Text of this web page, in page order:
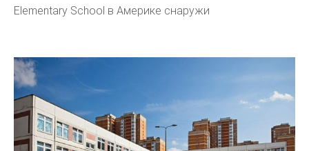
Elementary School в Америке снаружи